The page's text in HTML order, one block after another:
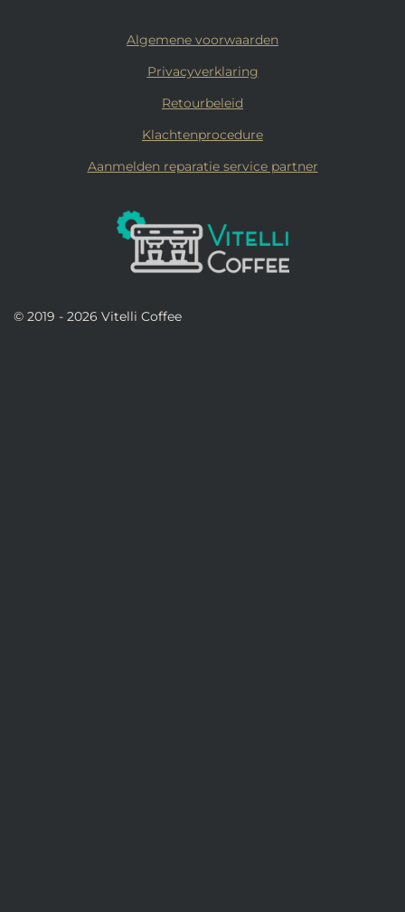
Algemene voorwaarden
Privacyverklaring
Retourbeleid
Klachtenprocedure
Aanmelden reparatie service partner
© 2019 - 2026 Vitelli Coffee